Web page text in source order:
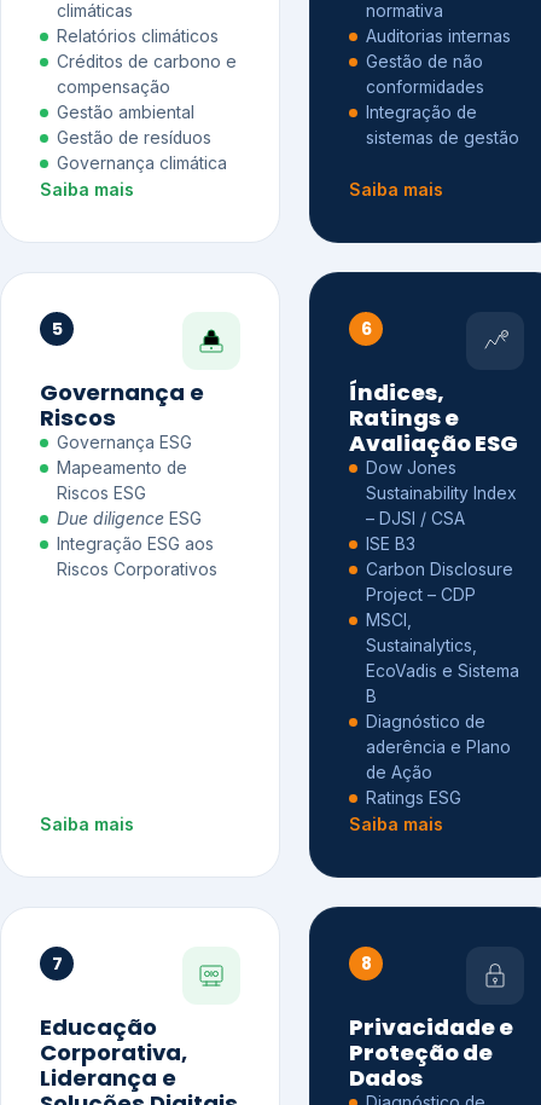
climáticas
Relatórios climáticos
Créditos de carbono e
compensação
Gestão ambiental
Gestão de resíduos
Governança climática
Saiba mais
normativa
Auditorias internas
Gestão de não
conformidades
Integração de
sistemas de gestão
Saiba mais
5
Governança e
Riscos
Governança ESG
Mapeamento de
Riscos ESG
Due diligence ESG
Integração ESG aos
Riscos Corporativos
Saiba mais
6
Índices,
Ratings e
Avaliação ESG
Dow Jones
Sustainability Index
– DJSI / CSA
ISE B3
Carbon Disclosure
Project – CDP
MSCI,
Sustainalytics,
EcoVadis e Sistema
B
Diagnóstico de
aderência e Plano
de Ação
Ratings ESG
Saiba mais
7
Educação
Corporativa,
Liderança e
8
Privacidade e
Proteção de
Dados